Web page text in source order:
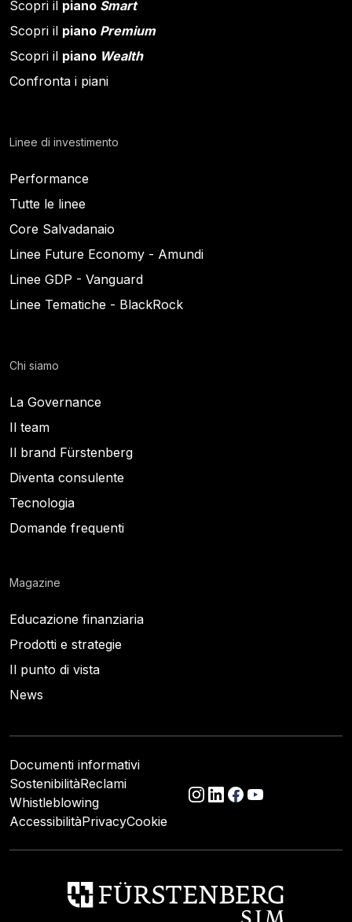
Scopri il piano Smart
Scopri il piano Premium
Scopri il piano Wealth
Confronta i piani
Linee di investimento
Performance
Tutte le linee
Core Salvadanaio
Linee Future Economy - Amundi
Linee GDP - Vanguard
Linee Tematiche - BlackRock
Chi siamo
La Governance
Il team
Il brand Fürstenberg
Diventa consulente
Tecnologia
Domande frequenti
Magazine
Educazione finanziaria
Prodotti e strategie
Il punto di vista
News
Documenti informativi
SostenibilitàReclami
Whistleblowing
AccessibilitàPrivacyCookie